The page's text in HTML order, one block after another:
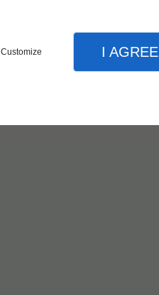
Customize I AGREE